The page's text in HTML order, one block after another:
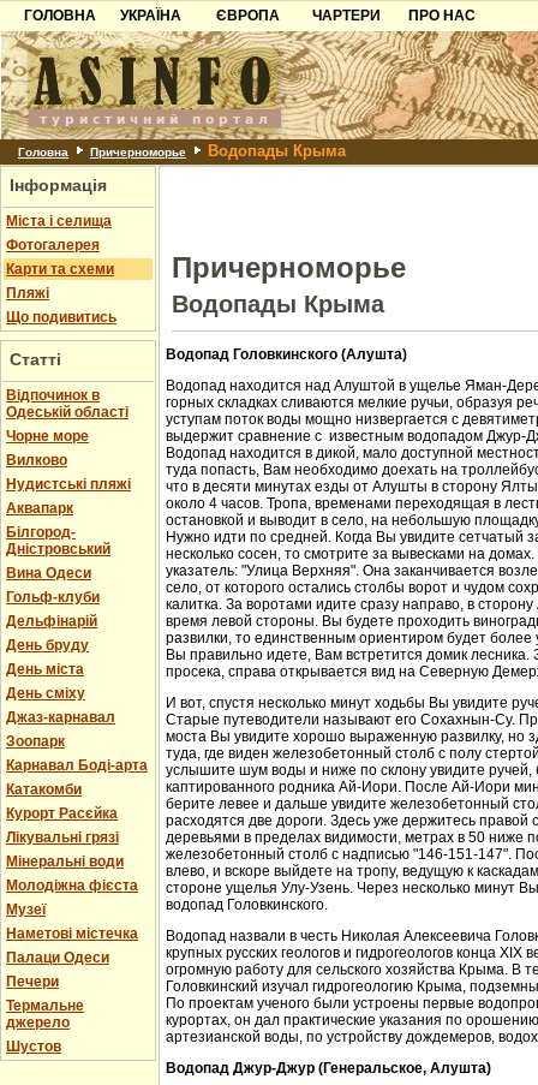
ГОЛОВНА
УКРАЇНА
Карпати
Азов
Причорноморря
Шацьк
ЄВРОПА
Чорногорія
Хорватія
Болгарія
Албанія
ЧАРТЕРИ
ПРО НАС
Контакти
Партнерам
Додати готель
Головна Причерноморье Водопады Крыма
Інформація
Міста і селища
Фотогалерея
Карти та схеми
Пляжі
Що подивитись
Статті
Відпочинок в
Одеській області
Чорне море
Вилково
Нудистські пляжі
Аквапарк
Білгород-
Дністровський
Вина Одеси
Гольф-клуби
Дельфінарій
День бруду
День міста
День сміху
Джаз-карнавал
Зоопарк
Карнавал Боді-арта
Катакомби
Курорт Расєйка
Лікувальні грязі
Мінеральні води
Молодіжна фієста
Музеї
Наметові містечка
Палаци Одеси
Печери
Термальне
джерело
Шустов
Причерноморье
Водопады Крыма
Водопад Головкинского (Алушта)
Водопад находится над Алуштой в ущелье Яман-
горных складках сливаются мелкие ручьи, образуя
уступам поток воды мощно низвергается с
выдержит сравнение с известным водопадом Джур-
Водопад находится в дикой, мало доступной
туда попасть, Вам необходимо доехать на
что в десяти минутах езды от Алушты в сторону
около 4 часов. Тропа, временами переходящая в
остановкой и выводит в село, на небольшую
Нужно идти по средней. Когда Вы увидите сетчатый
несколько сосен, то смотрите за вывесками на
указатель: "Улица Верхняя". Она заканчивается
село, от которого остались столбы ворот и чудом
калитка. За воротами идите сразу направо, в
время левой стороны. Вы будете проходить
развилки, то единственным ориентиром будет более
Вы правильно идете, Вам встретится домик лесника.
просека, справа открывается вид на Северную
И вот, спустя несколько минут ходьбы Вы увидите
Старые путеводители называют его Сохахнын-Су.
моста Вы увидите хорошо выраженную развилку, но
туда, где виден железобетонный столб с полу
услышите шум воды и ниже по склону увидите
каптированного родника Ай-Иори. После Ай-Иори
берите левее и дальше увидите железобетонный
расходятся две дороги. Здесь уже держитесь правой
деревьями в пределах видимости, метрах в 50 ниже
железобетонный столб с надписью "146-151-147".
влево, и вскоре выйдете на тропу, ведущую к
стороне ущелья Улу-Узень. Через несколько минут
водопад Головкинского.
Водопад назвали в честь Николая Алексеевича
крупных русских геологов и гидрогеологов конца XIX
огромную работу для сельского хозяйства Крыма. В
Головкинский изучал гидрогеологию Крыма,
По проектам ученого были устроены первые
курортах, он дал практические указания по
артезианской воды, по устройству дождемеров,
Водопад Джур-Джур (Генеральское, Алушта)